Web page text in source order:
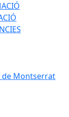
de Montserrat